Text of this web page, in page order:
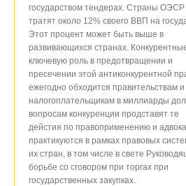
государством тендерах. Страны ОЭСР
тратят около 12% своего ВВП на
Этот процент может быть выше в
развивающихся странах.
ключевую роль в предотвращении и
пресечении этой антиконкурентной
ежегодно обходится правительствам и
налогоплательщикам в миллиарды
вопросам конкуренции продставят те
дейстия по правоприменению и
практикуются в рамках правовых
их стран, в том числе в свете
борьбе со сговором при торгах при
государственных закупках.